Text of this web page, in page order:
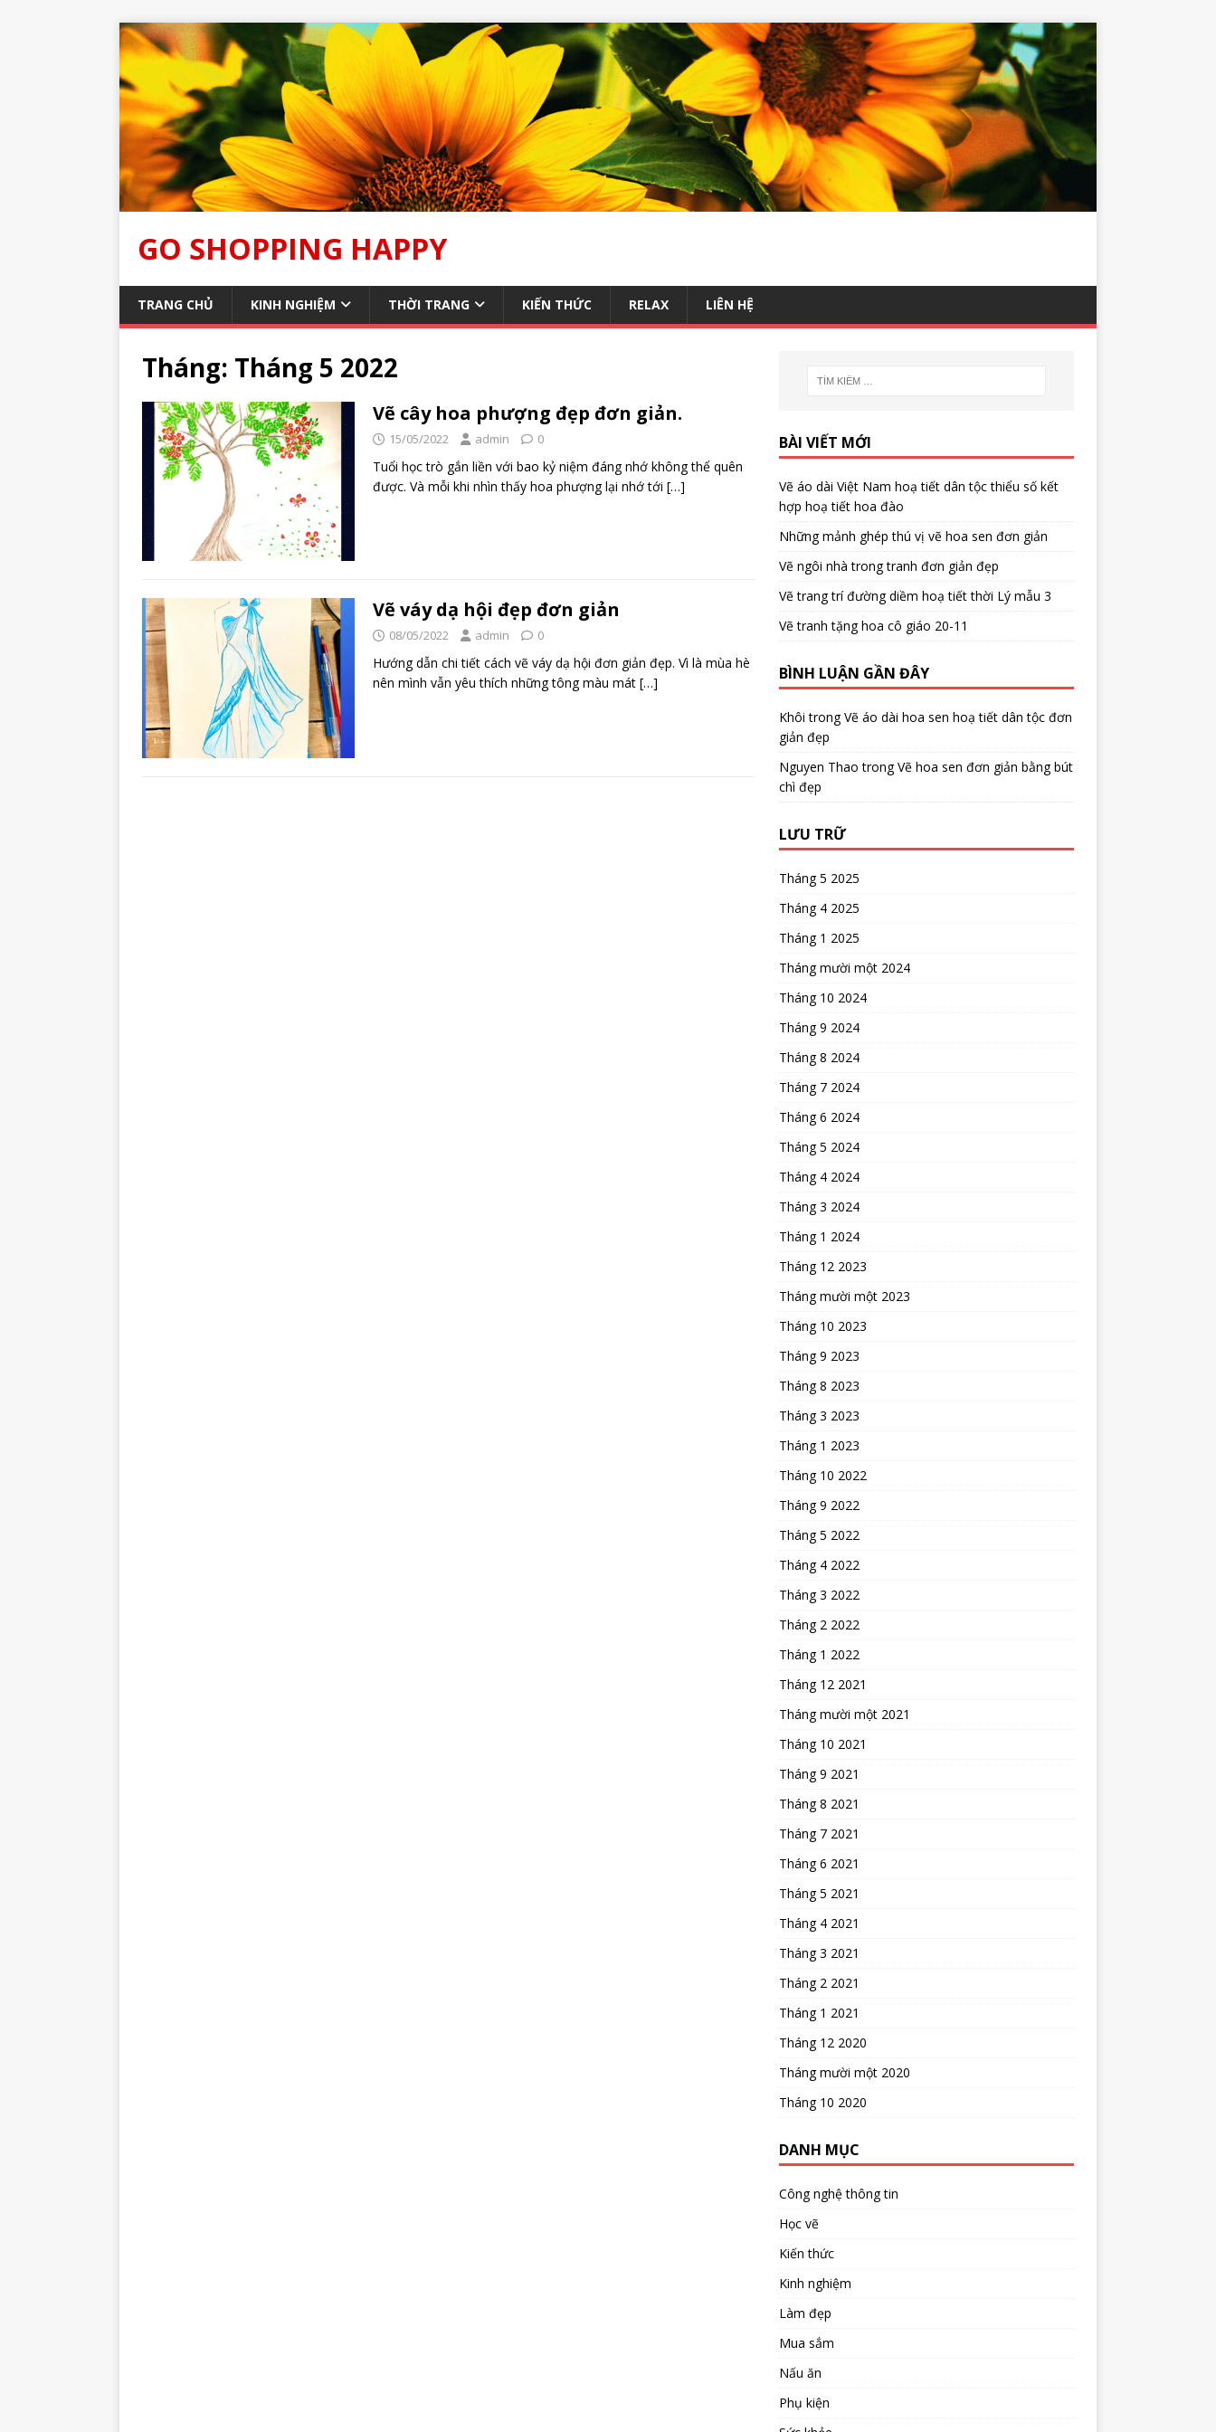
GO SHOPPING HAPPY
TRANG CHỦ KINH NGHIỆM THỜI TRANG KIẾN THỨC RELAX LIÊN HỆ
Tháng: Tháng 5 2022
Vẽ cây hoa phượng đẹp đơn giản.
15/05/2022 admin 0
Tuổi học trò gắn liền với bao kỷ niệm đáng nhớ không thể quên
được. Và mỗi khi nhìn thấy hoa phượng lại nhớ tới […]
Vẽ váy dạ hội đẹp đơn giản
08/05/2022 admin 0
Hướng dẫn chi tiết cách vẽ váy dạ hội đơn giản đẹp. Vì là mùa hè
nên mình vẫn yêu thích những tông màu mát […]
BÀI VIẾT MỚI
Vẽ áo dài Việt Nam hoạ tiết dân tộc thiểu số kết
hợp hoạ tiết hoa đào
Những mảnh ghép thú vị vẽ hoa sen đơn giản
Vẽ ngôi nhà trong tranh đơn giản đẹp
Vẽ trang trí đường diềm hoạ tiết thời Lý mẫu 3
Vẽ tranh tặng hoa cô giáo 20-11
BÌNH LUẬN GẦN ĐÂY
Khôi trongVẽ áo dài hoa sen hoạ tiết dân tộc đơn
giản đẹp
Nguyen Thao trongVẽ hoa sen đơn giản bằng bút
chì đẹp
LƯU TRỮ
Tháng 5 2025
Tháng 4 2025
Tháng 1 2025
Tháng mười một 2024
Tháng 10 2024
Tháng 9 2024
Tháng 8 2024
Tháng 7 2024
Tháng 6 2024
Tháng 5 2024
Tháng 4 2024
Tháng 3 2024
Tháng 1 2024
Tháng 12 2023
Tháng mười một 2023
Tháng 10 2023
Tháng 9 2023
Tháng 8 2023
Tháng 3 2023
Tháng 1 2023
Tháng 10 2022
Tháng 9 2022
Tháng 5 2022
Tháng 4 2022
Tháng 3 2022
Tháng 2 2022
Tháng 1 2022
Tháng 12 2021
Tháng mười một 2021
Tháng 10 2021
Tháng 9 2021
Tháng 8 2021
Tháng 7 2021
Tháng 6 2021
Tháng 5 2021
Tháng 4 2021
Tháng 3 2021
Tháng 2 2021
Tháng 1 2021
Tháng 12 2020
Tháng mười một 2020
Tháng 10 2020
DANH MỤC
Công nghệ thông tin
Học vẽ
Kiến thức
Kinh nghiệm
Làm đẹp
Mua sắm
Nấu ăn
Phụ kiện